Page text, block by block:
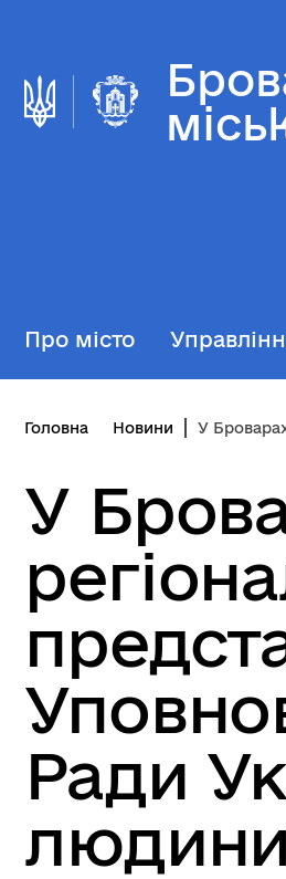
Про місто
Головна Новини У Броварах відкрили
У
Ради
людини